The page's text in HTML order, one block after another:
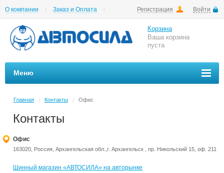
Регистрация Войти
О компании
Заказ и Оплата
Корзина
Ваша корзина
пуста
Меню
Главная / Контакты / Офис
Контакты
Офис
163020, Россия, Архангельская обл.,г. Архангельск , пр. Никольский 15, оф. 211
Шинный магазин «АВТОСИЛА» на авторынке